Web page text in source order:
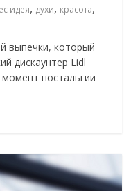
идея, духи, красота,
выпечки, который
дискаунтер Lidl
ностальгии